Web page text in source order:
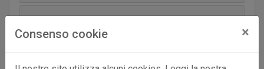
Consenso cookie ×